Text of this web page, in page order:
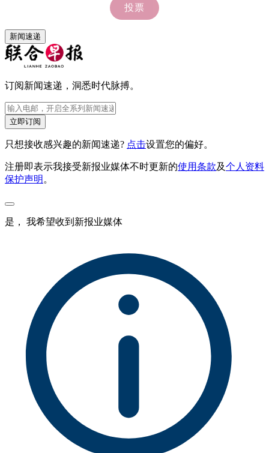
新闻速递
订阅新闻速递，洞悉时代脉搏。
立即订阅
只想接收感兴趣的新闻速递? 点击设置您的偏好。
注册即表示我接受新报业媒体不时更新的使用条款及个人资料
保护声明。
是， 我希望收到新报业媒体